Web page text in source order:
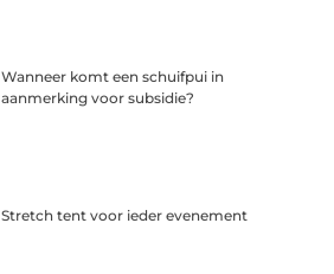
Wanneer komt een schuifpui in
aanmerking voor subsidie?
Stretch tent voor ieder evenement